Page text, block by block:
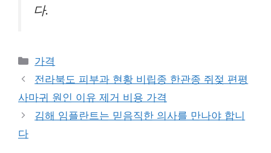
다.
카
테
리
가격
전라북도 피부과 현황 비립종 한관종 쥐젖 편평
사마귀 원인 이유 제거 비용 가격
김해 임플란트는 믿음직한 의사를 만나야 합니
다